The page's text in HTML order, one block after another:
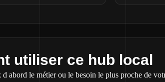
utiliser ce hub local
d abord le métier ou le besoin le plus proche de